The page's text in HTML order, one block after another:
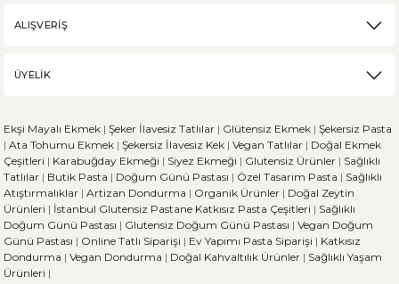
Karabuğday, son zamanlarda sağlıklı beslenme trendinin
Ekşi Mayalı Ekmek ve Diğer Ekmek Çeşitleri
Ekmek, dünya genelinde her kültürün sofralarında önemli bir yere
DEVAMI
ALIŞVERİŞ
ÜYELİK
Ekşi Mayalı Ekmek | Şeker İlavesiz Tatlılar | Glütensiz Ekmek | Şekersiz Pasta
| Ata Tohumu Ekmek | Şekersiz İlavesiz Kek | Vegan Tatlılar | Doğal Ekmek
Çeşitleri | Karabuğday Ekmeği | Siyez Ekmeği | Glutensiz Ürünler | Sağlıklı
Tatlılar | Butik Pasta | Doğum Günü Pastası | Özel Tasarım Pasta | Sağlıklı
Atıştırmalıklar | Artizan Dondurma | Organik Ürünler | Doğal Zeytin
Ürünleri | İstanbul Glutensiz Pastane Katkısız Pasta Çeşitleri | Sağlıklı
Doğum Günü Pastası | Glutensiz Doğum Günü Pastası | Vegan Doğum
Günü Pastası | Online Tatlı Siparişi | Ev Yapımı Pasta Siparişi | Katkısız
Dondurma | Vegan Dondurma | Doğal Kahvaltılık Ürünler | Sağlıklı Yaşam
Ürünleri |